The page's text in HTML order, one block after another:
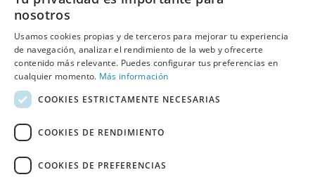
E-mail:
He leído y acepto las políticas de privacidadde Behumax
nosotros
Usamos cookies propias y de terceros para mejorar tu experiencia
de navegación, analizar el rendimiento de la web y ofrecerte
contenido más relevante. Puedes configurar tus preferencias en
cualquier momento. Más información
COOKIES ESTRICTAMENTE NECESARIAS
COOKIES DE RENDIMIENTO
COOKIES DE PREFERENCIAS